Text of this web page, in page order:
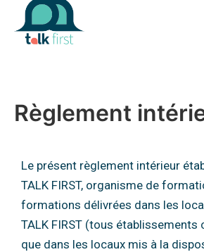
Règlement
Le présent règlement intérieur
TALK FIRST, organisme de
formations délivrées dans les
TALK FIRST (tous établissements
que dans les locaux mis à la